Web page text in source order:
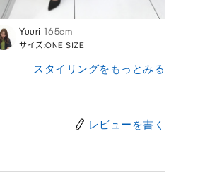
Yuuri 165cm
サイズ:ONE SIZE
スタイリングをもっとみる
レビューを書く